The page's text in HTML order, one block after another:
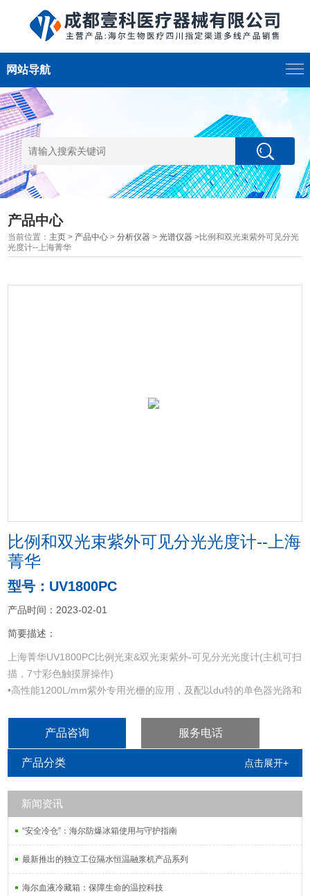
网站导航
产品中心
当前位置： 主页 > 产品中心 >分析仪器 >光谱仪器 >比例和双光束紫外可见分光
光度计--上海菁华
比例和双光束紫外可见分光光度计--上海
菁华
型号：UV1800PC
产品时间：2023-02-01
简要描述：
上海菁华UV1800PC比例光束&双光束紫外-可见分光光度计(主机可扫
描，7寸彩色触摸屏操作)
•高性能1200L/mm紫外专用光栅的应用，及配以du特的单色器光路和
•宽大的试样室，根据不同要求最大可选择10cm样品架，满足特殊行
业的需求。
求，使仪器能够长时期处于高稳状态
产品咨询 服务电话
产品分类 点击展开+
新闻资讯
“安全冷仓”：海尔防爆冰箱使用与守护指南
最新推出的独立工位隔水恒温融浆机产品系列
海尔血液冷藏箱：保障生命的温控科技